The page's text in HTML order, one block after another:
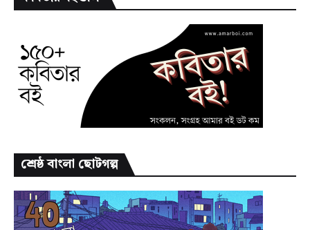
শ্রেষ্ঠ বাংলা ছোটগল্প